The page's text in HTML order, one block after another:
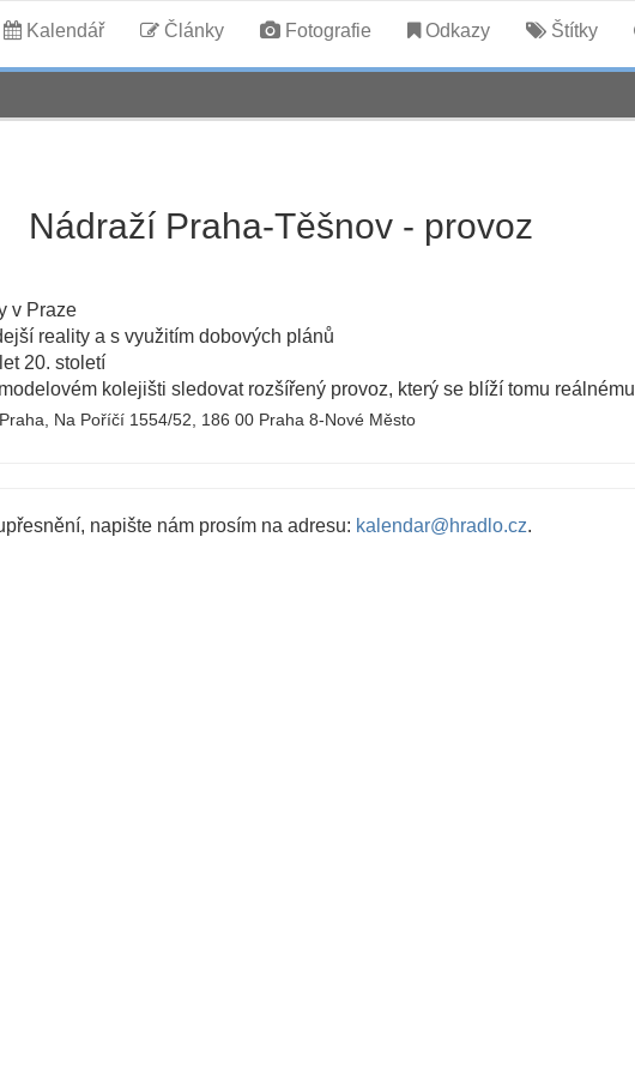
Kalendář Články Fotografie Odkazy Štítky
Nádraží Praha-Těšnov - provoz
v Praze
reality a s využitím dobových plánů
20. století
kolejišti sledovat rozšířený provoz, který se blíží tomu reálnému
Na Poříčí 1554/52, 186 00 Praha 8-Nové Město
napište nám prosím na adresu: kalendar@hradlo.cz.